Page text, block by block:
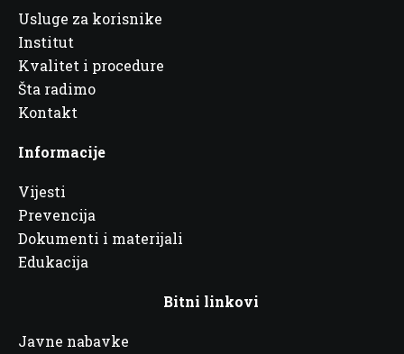
Usluge za korisnike
Institut
Kvalitet i procedure
Šta radimo
Kontakt
Informacije
Vijesti
Prevencija
Dokumenti i materijali
Edukacija
Bitni linkovi
Javne nabavke